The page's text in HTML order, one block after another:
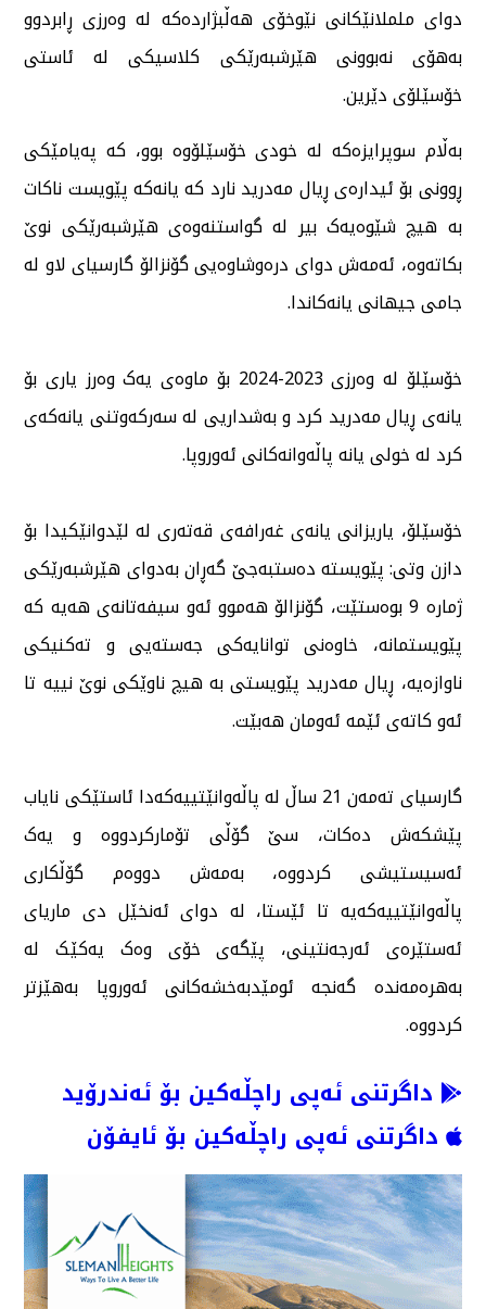
دوای ململانێکانی نێوخۆی هەڵبژاردەکە لە وەرزی ڕابردوو
بەهۆی نەبوونی هێرشبەرێکی کلاسیکی لە ئاستی
خۆسێلۆی دێرین.
بەڵام سوپرایزەکە لە خودی خۆسێلۆوە بوو، کە پەیامێکی
ڕوونی بۆ ئیدارەی ڕیال مەدرید نارد کە یانەکە پێویست ناکات
بە هیچ شێوەیەک بیر لە گواستنەوەی هێرشبەرێکی نوێ
بکاتەوە، ئەمەش دوای درەوشاوەیی گۆنزالۆ گارسیای لاو لە
جامی جیهانی یانەکاندا.
خۆسێلۆ لە وەرزی 2023-2024 بۆ ماوەی یەک وەرز یاری بۆ
یانەی ڕیال مەدرید کرد و بەشداریی لە سەرکەوتنی یانەکەی
کرد لە خولی یانە پاڵەوانەکانی ئەوروپا.
خۆسێلۆ، یاریزانی یانەی غەرافەی قەتەری لە لێدوانێکیدا بۆ
دازن وتی: پێویستە دەستبەجێ گەڕان بەدوای هێرشبەرێکی
ژمارە 9 بوەستێت، گۆنزالۆ هەموو ئەو سیفەتانەی هەیە کە
پێویستمانە، خاوەنی توانایەکی جەستەیی و تەکنیکی
ناوازەیە، ڕیال مەدرید پێویستی بە هیچ ناوێکی نوێ نییە تا
ئەو کاتەی ئێمە ئەومان هەبێت.
گارسیای تەمەن 21 ساڵ لە پاڵەوانێتییەکەدا ئاستێکی نایاب
پێشکەش دەکات، سێ گۆڵی تۆمارکردووە و یەک
ئەسیستیشی کردووە، بەمەش دووەم گۆڵکاری
پاڵەوانێتییەکەیە تا ئێستا، لە دوای ئەنخێل دی ماریای
ئەستێرەی ئەرجەنتینی، پێگەی خۆی وەک یەکێک لە
بەهرەمەندە گەنجە ئومێدبەخشەکانی ئەوروپا بەهێزتر
کردووە.
داگرتنی ئەپی راچڵەکین بۆ ئەندرۆید
داگرتنی ئەپی راچڵەکین بۆ ئایفۆن